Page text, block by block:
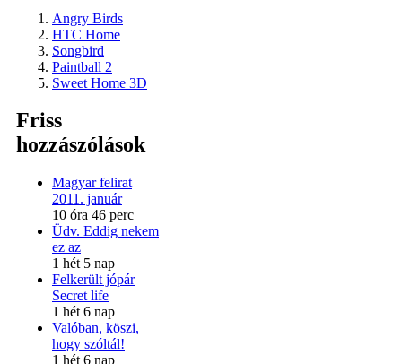
Angry Birds
HTC Home
Songbird
Paintball 2
Sweet Home 3D
Friss
hozzászólások
Magyar felirat
2011. január
10 óra 46 perc
Üdv. Eddig nekem
ez az
1 hét 5 nap
Felkerült jópár
Secret life
1 hét 6 nap
Valóban, köszi,
hogy szóltál!
1 hét 6 nap